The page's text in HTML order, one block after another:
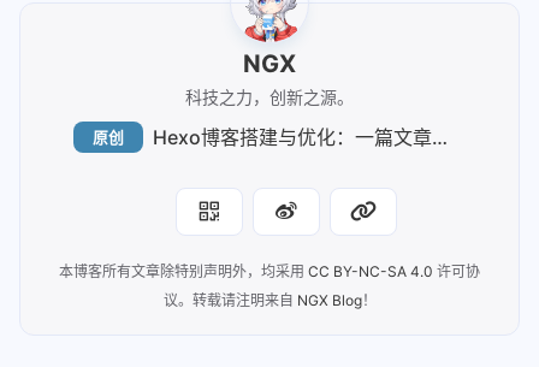
55
      - name: 安装渲染插件
        run:
npm install hexo-renderer-
      - name: 安装主题插件
        run:
      - name: 生成静态文件
NGX
科技之力，创新之源。
原创 Hexo博客搭建与优化：一篇文章告诉你如何高效写博客
本博客所有文章除特别声明外，均采用 CC BY-NC-SA 4.0 许可协
议。转载请注明来自 NGX Blog！